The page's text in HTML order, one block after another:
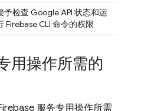
予检查 Google API 状态和运
FirebaseCLI 命令的权限
用操作所需的
服务专用操作所需